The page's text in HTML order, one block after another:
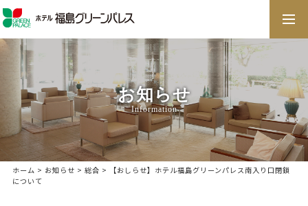
お知らせ
Information
ホーム > お知らせ > 総合 > 【おしらせ】ホテル福島グリーンパレス南入り口閉鎖
について